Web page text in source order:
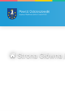
Strona Główna